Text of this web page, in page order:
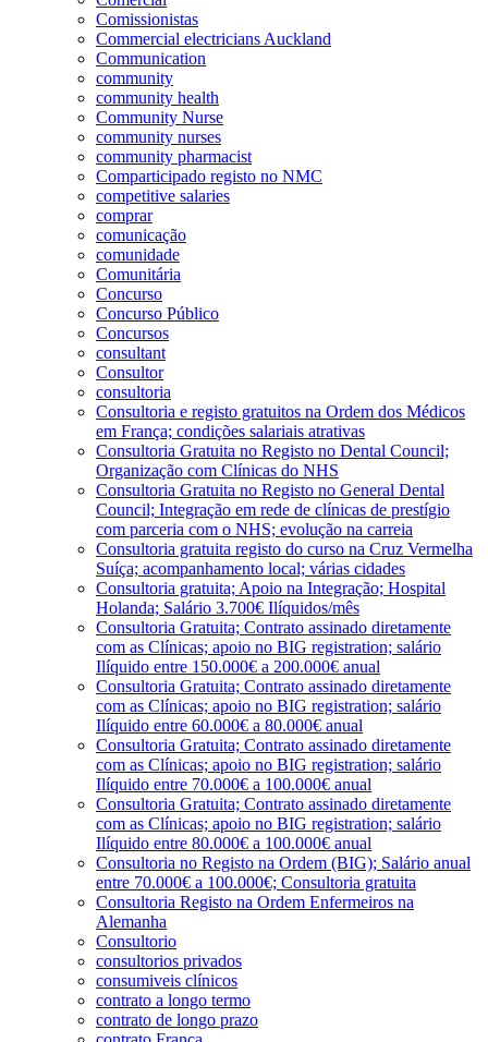
Comissionistas
Commercial electricians Auckland
Communication
community
community health
Community Nurse
community nurses
community pharmacist
Comparticipado registo no NMC
competitive salaries
comprar
comunicação
comunidade
Comunitária
Concurso
Concurso Público
Concursos
consultant
Consultor
consultoria
Consultoria e registo gratuitos na Ordem dos Médicos
em França; condições salariais atrativas
Consultoria Gratuita no Registo no Dental Council;
Organização com Clínicas do NHS
Consultoria Gratuita no Registo no General Dental
Council; Integração em rede de clínicas de prestígio
com parceria com o NHS; evolução na carreia
Consultoria gratuita registo do curso na Cruz Vermelha
Suíça; acompanhamento local; várias cidades
Consultoria gratuita; Apoio na Integração; Hospital
Holanda; Salário 3.700€ Ilíquidos/mês
Consultoria Gratuita; Contrato assinado diretamente
com as Clínicas; apoio no BIG registration; salário
Ilíquido entre 150.000€ a 200.000€ anual
Consultoria Gratuita; Contrato assinado diretamente
com as Clínicas; apoio no BIG registration; salário
Ilíquido entre 60.000€ a 80.000€ anual
Consultoria Gratuita; Contrato assinado diretamente
com as Clínicas; apoio no BIG registration; salário
Ilíquido entre 70.000€ a 100.000€ anual
Consultoria Gratuita; Contrato assinado diretamente
com as Clínicas; apoio no BIG registration; salário
Ilíquido entre 80.000€ a 100.000€ anual
Consultoria no Registo na Ordem (BIG); Salário anual
entre 70.000€ a 100.000€; Consultoria gratuita
Consultoria Registo na Ordem Enfermeiros na
Alemanha
Consultorio
consultorios privados
consumiveis clínicos
contrato a longo termo
contrato de longo prazo